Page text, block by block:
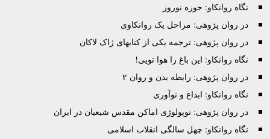
نگاه روانکاو: حوزه نوروز
در روان پژوهی: مراحل یک روانکاوی
در روان پژوهی: ترجمه یکی از کتابهای ژاک لاکان
نگاه روانکاو: این باغ را هوا تویی!
در روان پژوهی: رابطه بدن و روان ۲
نگاه روانکاو: ابداع و نوآوری
در روان پژوهی: توپولوژی اماکن مقدس شیعیان در ایران
نگاه روانکاو: چهل سالگی انقلاب اسلامی